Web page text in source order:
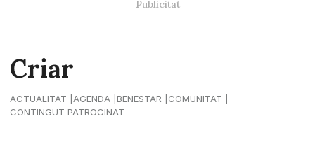
Criar
ACTUALITAT AGENDA BENESTAR
COMUNITAT
CONTINGUT PATROCINAT